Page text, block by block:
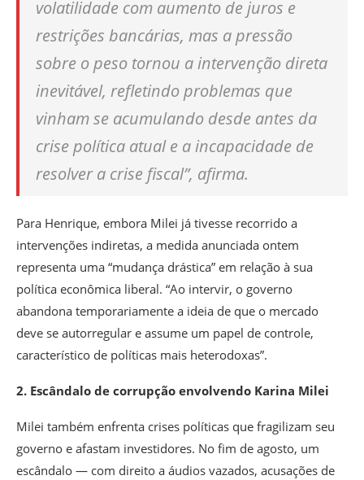
volatilidade com aumento de juros e
restrições bancárias, mas a pressão
sobre o peso tornou a intervenção direta
inevitável, refletindo problemas que
vinham se acumulando desde antes da
crise política atual e a incapacidade de
resolver a crise fiscal”, afirma.
Para Henrique, embora Milei já tivesse recorrido a
intervenções indiretas, a medida anunciada ontem
representa uma “mudança drástica” em relação à sua
política econômica liberal. “Ao intervir, o governo
abandona temporariamente a ideia de que o mercado
deve se autorregular e assume um papel de controle,
característico de políticas mais heterodoxas”.
2. Escândalo de corrupção envolvendo Karina Milei
Milei também enfrenta crises políticas que fragilizam seu
governo e afastam investidores. No fim de agosto, um
escândalo — com direito a áudios vazados, acusações de